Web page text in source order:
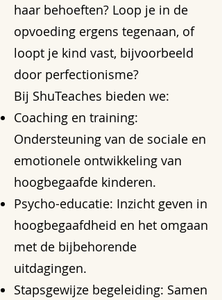
haar behoeften? Loop je in de
opvoeding ergens tegenaan, of
loopt je kind vast, bijvoorbeeld
door perfectionisme?
Bij ShuTeaches bieden we:
Coaching en training:
Ondersteuning van de sociale en
emotionele ontwikkeling van
hoogbegaafde kinderen.
Psycho-educatie: Inzicht geven in
hoogbegaafdheid en het omgaan
met de bijbehorende
uitdagingen.
Stapsgewijze begeleiding: Samen